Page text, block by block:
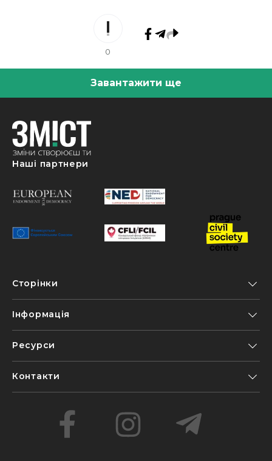
0
Завантажити ще
Наші партнери
Сторінки
Інформація
Ресурси
Контакти